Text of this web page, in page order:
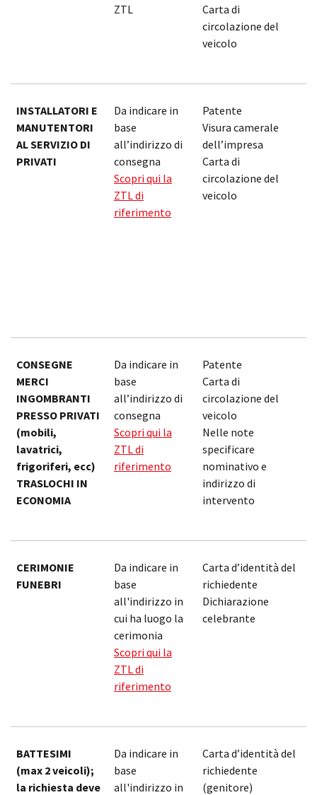
ZTL
Carta di
circolazione del
veicolo
INSTALLATORI E
MANUTENTORI
AL SERVIZIO DI
PRIVATI
Da indicare in
base
all’indirizzo di
consegna
Scopri qui la
ZTL di
riferimento
Patente
Visura camerale
dell’impresa
Carta di
circolazione del
veicolo
CONSEGNE
MERCI
INGOMBRANTI
PRESSO PRIVATI
(mobili,
lavatrici,
frigoriferi, ecc)
TRASLOCHI IN
ECONOMIA
Da indicare in
base
all’indirizzo di
consegna
Scopri qui la
ZTL di
riferimento
Patente
Carta di
circolazione del
veicolo
Nelle note
specificare
nominativo e
indirizzo di
intervento
CERIMONIE
FUNEBRI
Da indicare in
base
all'indirizzo in
cui ha luogo la
cerimonia
Scopri qui la
ZTL di
riferimento
Carta d’identità del
richiedente
Dichiarazione
celebrante
BATTESIMI
(max 2 veicoli);
la richiesta deve
Da indicare in
base
all'indirizzo in
Carta d’identità del
richiedente
(genitore)